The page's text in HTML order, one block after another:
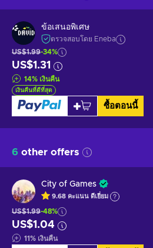
ข้อเสนอพิเศษ
ตรวจสอบโดย Eneba
US$1.99-34%
US$1.31
14% เงินคืน
เงินคืนที่ดีที่สุด
ซื้อตอนนี้
6 other offers
City of Games
9.68 คะแนน ดีเยี่ยม
US$1.99-48%
US$1.04
11% เงินคืน